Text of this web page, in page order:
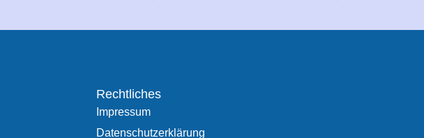
Rechtliches
Impressum
Datenschutzerklärung